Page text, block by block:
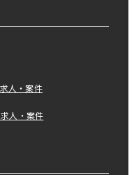
人・案件
人・案件